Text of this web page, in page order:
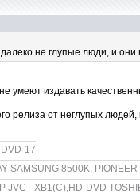
не глупые люди, и они
умеют издавать
релиза от неглупых людей,
17
SAMSUNG 8500K,
- XB1(C),HD-DVD